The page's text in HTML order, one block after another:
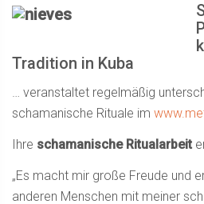
Tradition in Kuba
… veranstaltet regelmäßig
schamanische Rituale im
Ihre schamanische Ritualarbeit
„Es macht mir große Freude und
anderen Menschen mit meiner